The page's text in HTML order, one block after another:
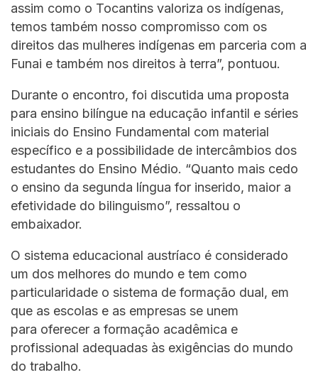
assim como o Tocantins valoriza os indígenas,
temos também nosso compromisso com os
direitos das mulheres indígenas em parceria com a
Funai e também nos direitos à terra”, pontuou.
Durante o encontro, foi discutida uma proposta
para ensino bilíngue na educação infantil e séries
iniciais do Ensino Fundamental com material
específico e a possibilidade de intercâmbios dos
estudantes do Ensino Médio. “Quanto mais cedo
o ensino da segunda língua for inserido, maior a
efetividade do bilinguismo”, ressaltou o
embaixador.
O sistema educacional austríaco é considerado
um dos melhores do mundo e tem como
particularidade o sistema de formação dual, em
que as escolas e as empresas se unem
para oferecer a formação acadêmica e
profissional adequadas às exigências do mundo
do trabalho.